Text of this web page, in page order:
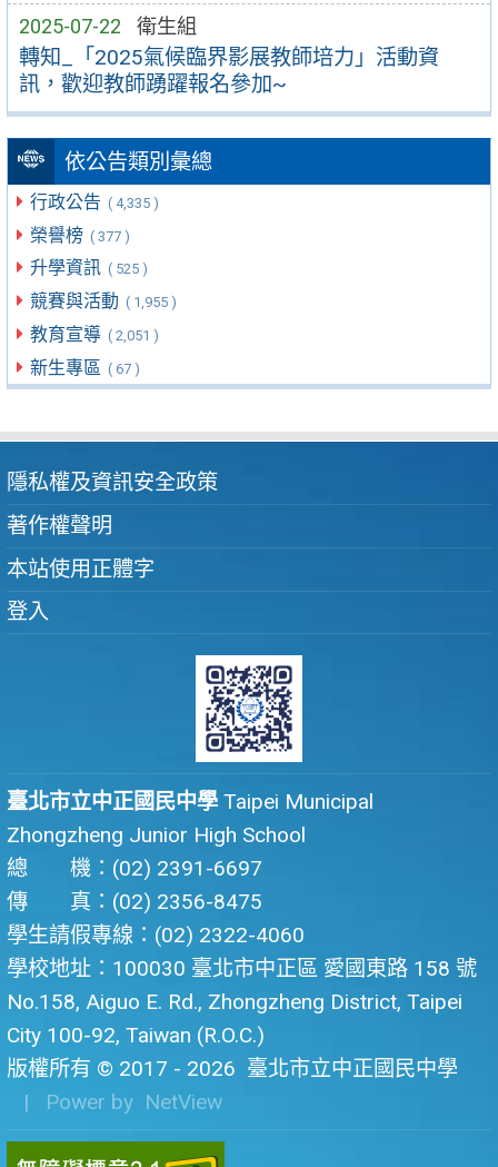
2025-07-22 衛生組
轉知_「2025氣候臨界影展教師培力」活動資
訊，歡迎教師踴躍報名參加~
依公告類別彙總
行政公告 ( 4,335 )
榮譽榜 ( 377 )
升學資訊 ( 525 )
競賽與活動 ( 1,955 )
教育宣導 ( 2,051 )
新生專區 ( 67 )
隱私權及資訊安全政策
著作權聲明
本站使用正體字
登入
臺北市立中正國民中學 Taipei Municipal
Zhongzheng Junior High School
總 機：(02) 2391-6697
傳 真：(02) 2356-8475
學生請假專線：(02) 2322-4060
學校地址：100030 臺北市中正區 愛國東路 158 號
No.158, Aiguo E. Rd., Zhongzheng District, Taipei
City 100-92, Taiwan (R.O.C.)
版權所有 © 2017 - 2026 臺北市立中正國民中學
| Power by NetView